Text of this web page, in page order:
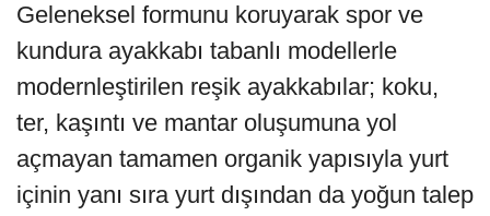
Geleneksel formunu koruyarak spor ve
kundura ayakkabı tabanlı modellerle
modernleştirilen reşik ayakkabılar; koku,
ter, kaşıntı ve mantar oluşumuna yol
açmayan tamamen organik yapısıyla yurt
içinin yanı sıra yurt dışından da yoğun talep